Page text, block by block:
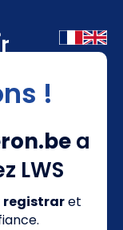
!
a
LWS
registraret